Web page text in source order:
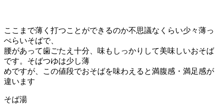
ここまで薄く打つことができるのか不思議なくらい少々薄っ
ぺらいそばで、
腰があって歯ごたえ十分、味もしっかりして美味しいおそば
です。そばつゆは少し薄
めですが、この値段でおそばを味わえると満腹感・満足感が
違います
そば湯